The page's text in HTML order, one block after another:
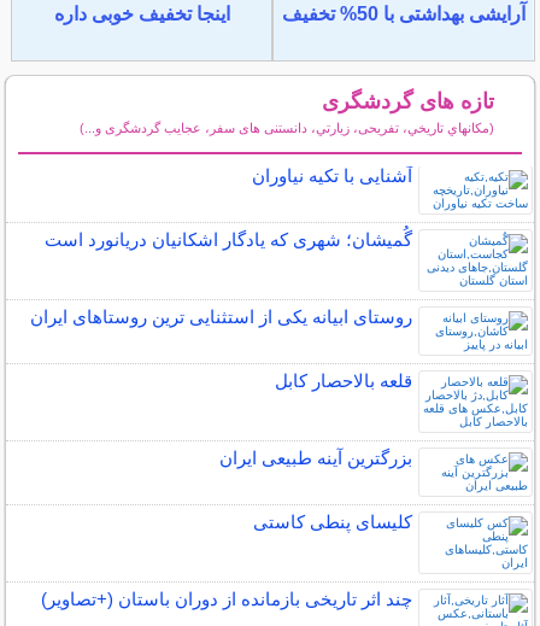
آرایشی بهداشتی با 50% تخفیف
اینجا تخفیف خوبی داره
تازه های گردشگری
(مكانهاي تاريخي، تفریحی، زيارتي، دانستنی های سفر، عجایب گردشگری و...)
آشنایی با تکیه نیاوران
گُمیشان؛ شهری که یادگار اشکانیان دریانورد است
روستای ابیانه یکی از استثنایی ‏ترین روستاهای ایران
قلعه بالاحصار کابل
بزرگترین آینه طبیعی ایران
کلیسای پنطی کاستی
چند اثر تاریخی بازمانده از دوران باستان (+تصاویر)